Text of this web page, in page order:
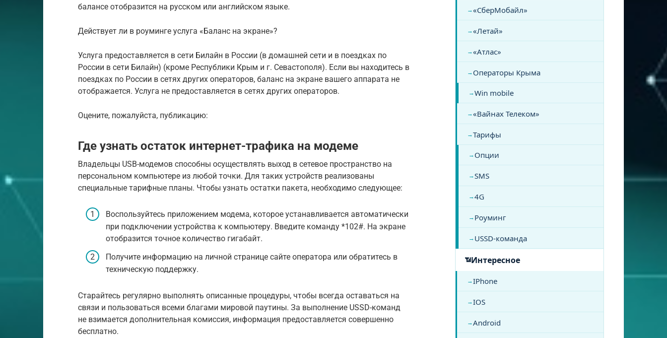
балансе отобразится на русском или английском языке.
Действует ли в роуминге услуга «Баланс на экране»?
Услуга предоставляется в сети Билайн в России (в домашней сети и в поездках по
России в сети Билайн) (кроме Республики Крым и г. Севастополя). Если вы находитесь в
поездках по России в сетях других операторов, баланс на экране вашего аппарата не
отображается. Услуга не предоставляется в сетях других операторов.
Оцените, пожалуйста, публикацию:
Где узнать остаток интернет-трафика на модеме
Владельцы USB-модемов способны осуществлять выход в сетевое пространство на
персональном компьютере из любой точки. Для таких устройств реализованы
специальные тарифные планы. Чтобы узнать остатки пакета, необходимо следующее:
Воспользуйтесь приложением модема, которое устанавливается автоматически
при подключении устройства к компьютеру. Введите команду *102#. На экране
отобразится точное количество гигабайт.
Получите информацию на личной странице сайте оператора или обратитесь в
техническую поддержку.
Старайтесь регулярно выполнять описанные процедуры, чтобы всегда оставаться на
связи и пользоваться всеми благами мировой паутины. За выполнение USSD-команд
не взимается дополнительная комиссия, информация предоставляется совершенно
бесплатно.
«СберМобайл»
«Летай»
«Атлас»
Операторы Крыма
Win mobile
«Вайнах Телеком»
Тарифы
Опции
SMS
4G
Роуминг
USSD-команда
Интересное
IPhone
IOS
Android